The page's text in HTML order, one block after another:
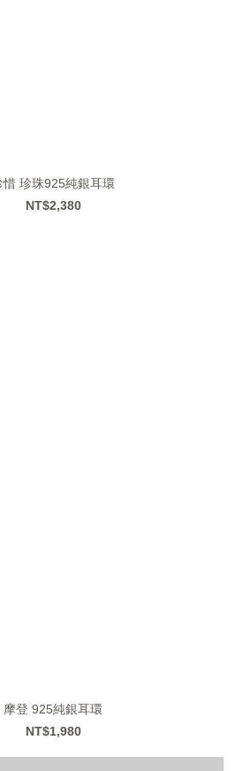
珍惜 珍珠925純銀耳環
NT$2,380
摩登 925純銀耳環
NT$1,980